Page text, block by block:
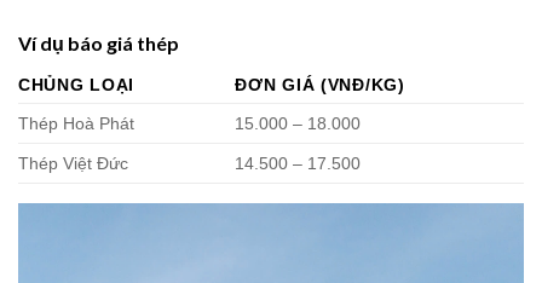
Ví dụ báo giá thép
CHỦNG LOẠI
ĐƠN GIÁ (VNĐ/KG)
Thép Hoà Phát
15.000 – 18.000
Thép Việt Đức 14.500 – 17.500